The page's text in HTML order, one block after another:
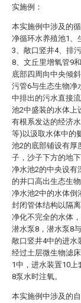
实施例：
本实施例中涉及的
净循环水养殖池1、
3、敞口竖井4、排
8、文丘里增氧管9
底部四周向中央倾
污管6与生态生物净
中排出的污水直接
池2中盛装的水体上
有根系发达的经济
等)以汲取水体中的
池2的底部铺设有厚
子，沙子下方的地
净水池2的中央设有
的井口高出生态生
净水池2中的水体倒
封闭管体结构以隔
净化不完全的水体
潜水泵8，潜水泵8
敞口竖井4中的进水
经过土层微生物滤
1中，进水装置10
8泵水时注氧。
本实施例中涉及的